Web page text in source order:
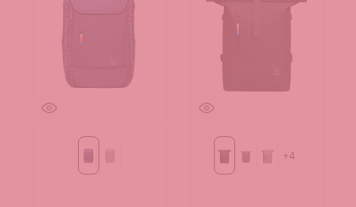
ocean blue Blackalgaebass
+4